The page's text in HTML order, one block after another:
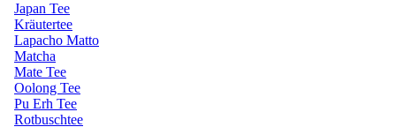
Japan Tee
Kräutertee
Lapacho Matto
Matcha
Mate Tee
Oolong Tee
Pu Erh Tee
Rotbuschtee